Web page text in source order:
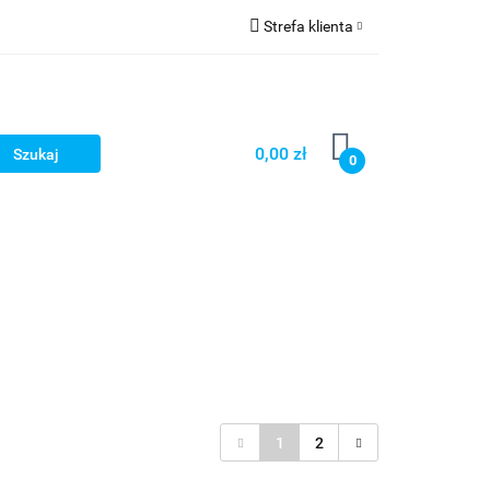
Strefa klienta
Dodaj zgłoszenie
0,00 zł 0
1 2